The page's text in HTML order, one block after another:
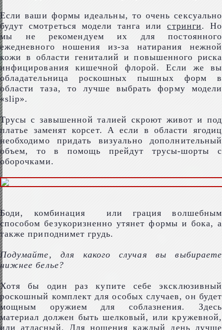
Если ваши формы идеальны, то очень сексуально
будут смотреться модели танга илистринги. Но
мы не рекомендуем их для постоянного
ежедневного ношения из-за натирания нежной
кожи в области гениталий и повышенного риска
инфицирования кишечной флорой. Если же вы
обладательница роскошных пышных форм в
области таза, то лучше выбрать форму модели
«slip».
Трусы с завышенной талией скроют живот и под
платье заменят корсет. А если в области ягодиц
необходимо придать визуально дополнительный
объем, то в помощь прейдут трусы-шорты с
оборочками.
Боди, комбинация или грация волшебным
способом безукоризненно утянет формы и бока, а
также приподнимет грудь.
Подумайте, для какого случая вы выбираете
нижнее белье?
Хотя бы один раз купите себе эксклюзивный
роскошный комплект для особых случаев, он будет
мощным оружием для соблазнения. Здесь
материал должен быть шелковый, или кружевной,
или атласный. Для ношения каждый день лучше